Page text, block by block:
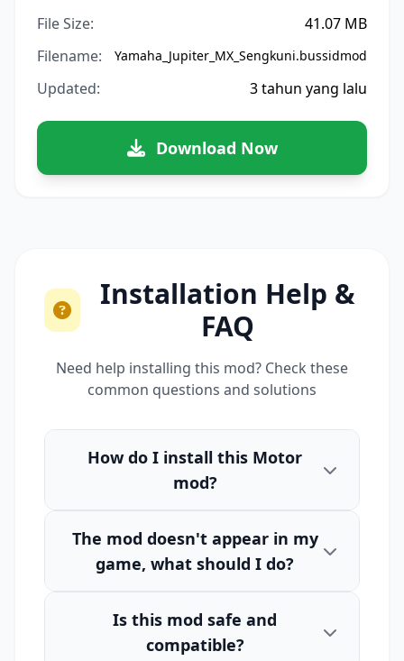
File Size:
41.07 MB
Filename:
Yamaha_Jupiter_MX_Sengkuni.bussidmod
Updated: 3 tahun yang lalu
Download Now
Installation Help &
FAQ
Need help installing this mod? Check these
common questions and solutions
How do I install this Motor
mod?
The mod doesn't appear in my
game, what should I do?
Is this mod safe and
compatible?